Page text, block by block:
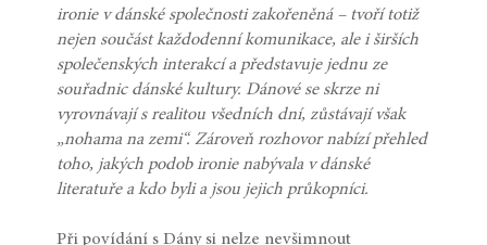
ironie v dánské společnosti zakořeněná – tvoří totiž
nejen součást každodenní komunikace, ale i širších
společenských interakcí a představuje jednu ze
souřadnic dánské kultury. Dánové se skrze ni
vyrovnávají s realitou všedních dní, zůstávají však
„nohama na zemi“. Zároveň rozhovor nabízí přehled
toho, jakých podob ironie nabývala v dánské
literatuře a kdo byli a jsou jejich průkopníci.
Při povídání s Dány si nelze nevšimnout